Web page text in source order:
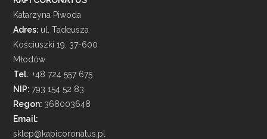
Katarzyna Piwoda
Adres: ul. Tadeusza
Kościuszki 19, 37-600
Młodów
Tel.: +48 724 557 675
NIP:793 154 52 83
Regon: 368003648
Email:
sklep@kapicoronatus.pl